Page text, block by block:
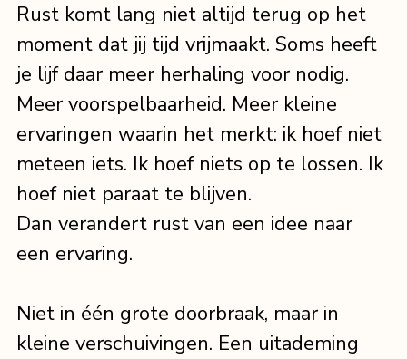
Rust komt lang niet altijd terug op het
moment dat jij tijd vrijmaakt. Soms heeft
je lijf daar meer herhaling voor nodig.
Meer voorspelbaarheid. Meer kleine
ervaringen waarin het merkt: ik hoef niet
meteen iets. Ik hoef niets op te lossen. Ik
hoef niet paraat te blijven.
Dan verandert rust van een idee naar
een ervaring.
Niet in één grote doorbraak, maar in
kleine verschuivingen. Een uitademing